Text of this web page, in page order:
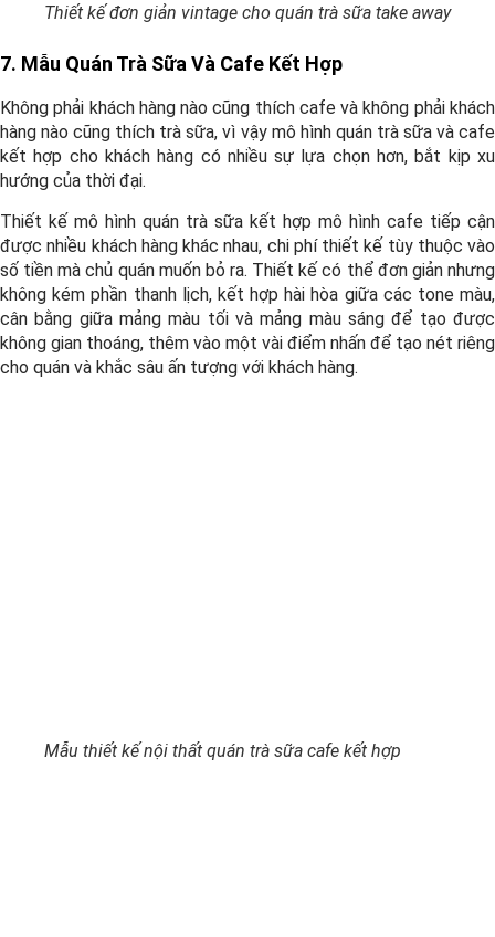
Thiết kế đơn giản vintage cho quán trà sữa take away
7. Mẫu Quán Trà Sữa Và Cafe Kết Hợp
Không phải khách hàng nào cũng thích cafe và không phải khách
hàng nào cũng thích trà sữa, vì vậy mô hình quán trà sữa và cafe
kết hợp cho khách hàng có nhiều sự lựa chọn hơn, bắt kịp xu
hướng của thời đại.
Thiết kế mô hình quán trà sữa kết hợp mô hình cafe tiếp cận
được nhiều khách hàng khác nhau, chi phí thiết kế tùy thuộc vào
số tiền mà chủ quán muốn bỏ ra. Thiết kế có thể đơn giản nhưng
không kém phần thanh lịch, kết hợp hài hòa giữa các tone màu,
cân bằng giữa mảng màu tối và mảng màu sáng để tạo được
không gian thoáng, thêm vào một vài điểm nhấn để tạo nét riêng
cho quán và khắc sâu ấn tượng với khách hàng.
Mẫu thiết kế nội thất quán trà sữa cafe kết hợp